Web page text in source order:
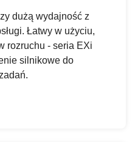
dużą wydajność z
Łatwy w użyciu,
rozruchu - seria EXi
silnikowe do